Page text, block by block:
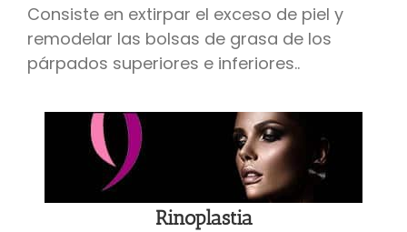
Consiste en extirpar el exceso de piel y
remodelar las bolsas de grasa de los
párpados superiores e inferiores..
Rinoplastia